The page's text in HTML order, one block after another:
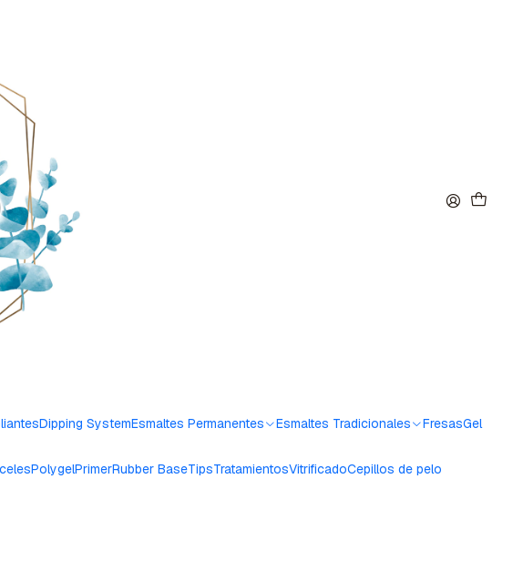
Dipping SystemEsmaltes Permanentes Esmaltes Tradicionales FresasGel
PolygelPrimerRubber BaseTipsTratamientosVitrificadoCepillos de pelo